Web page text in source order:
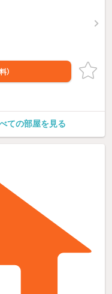
）
ての部屋を見る